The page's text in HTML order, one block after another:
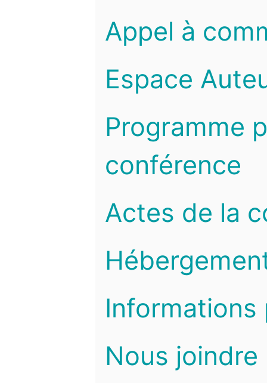
Appel à
Espace
Programme
conférence
Actes de la
Informations
Nous joindre